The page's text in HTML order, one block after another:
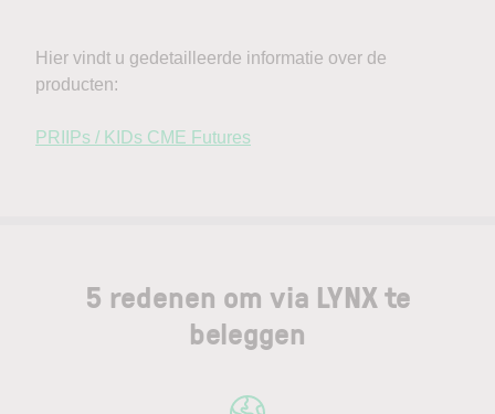
5 redenen om via LYNX te
beleggen